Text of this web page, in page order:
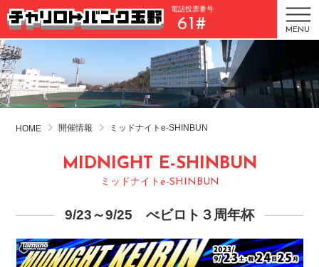
電話投票番号
61# MENU
HOME 開催情報 ミッドナイトe-SHINBUN
MIDNIGHT E-SHINBUN
ミッドナイトe-SHINBUN
9/23～9/25 べビロト３周年杯